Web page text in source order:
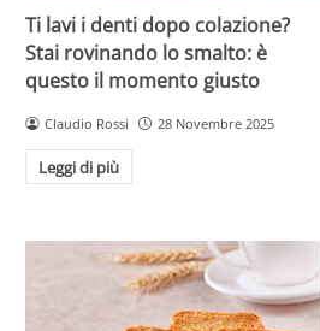
Ti lavi i denti dopo colazione?
Stai rovinando lo smalto: è
questo il momento giusto
Claudio Rossi 28 Novembre 2025
Leggi di più